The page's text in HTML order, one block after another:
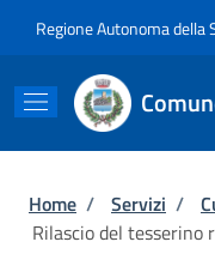
Regione Autonoma della
Briciole di
Home / Servizi /
Rilascio del tesserino